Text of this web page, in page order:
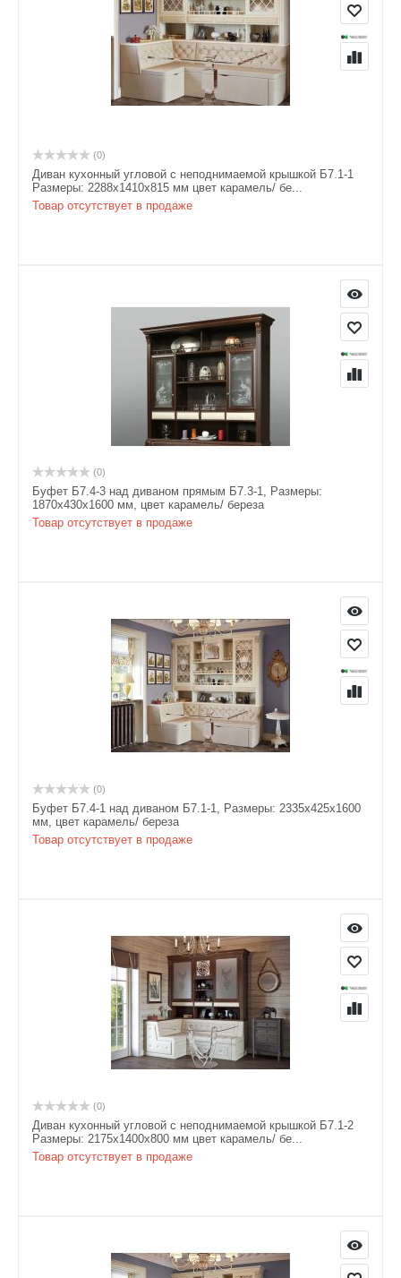
(0)
Диван кухонный угловой с неподнимаемой крышкой Б7.1-1
Размеры: 2288х1410х815 мм цвет карамель/ бе...
Товар отсутствует в продаже
(0)
Буфет Б7.4-3 над диваном прямым Б7.3-1, Размеры:
1870х430х1600 мм, цвет карамель/ береза
Товар отсутствует в продаже
(0)
Буфет Б7.4-1 над диваном Б7.1-1, Размеры: 2335х425х1600
мм, цвет карамель/ береза
Товар отсутствует в продаже
(0)
Диван кухонный угловой с неподнимаемой крышкой Б7.1-2
Размеры: 2175х1400х800 мм цвет карамель/ бе...
Товар отсутствует в продаже